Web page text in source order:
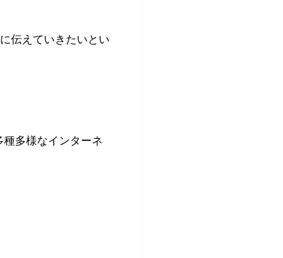
伝えていきたいとい
多様なインターネ